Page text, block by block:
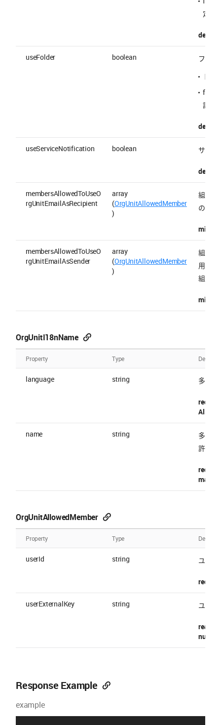
定す
default
useFolder boolean
フォ
トー
false
設定
default
useServiceNotification boolean サービ
default
membersAllowedToUseO
rgUnitEmailAsRecipient
array
(OrgUnitAllowedMember
)
組織の
のリス
membersAllowedToUseO
rgUnitEmailAsSender
array
(OrgUnitAllowedMember
)
組織の
用でき
組織の
OrgUnitI18nName
Property Type
language string 多言語
name string
多言語
許容さ
OrgUnitAllowedMember
Property Type
userId string ユーザ
userExternalKey string ユーザ
Response Example
example